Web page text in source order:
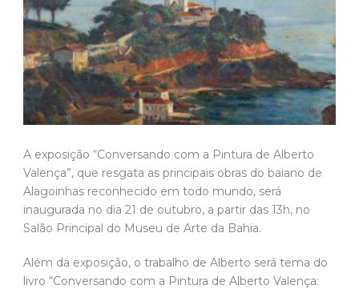
A exposição “Conversando com a Pintura de Alberto
Valença”, que resgata as principais obras do baiano de
Alagoinhas reconhecido em todo mundo, será
inaugurada no dia 21 de outubro, a partir das 13h, no
Salão Principal do Museu de Arte da Bahia.
Além da exposição, o trabalho de Alberto será tema do
livro “Conversando com a Pintura de Alberto Valença: